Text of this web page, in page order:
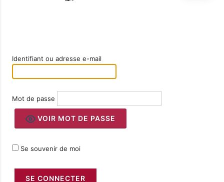
Identifiant ou adresse e-mail
Mot de passe
VOIR MOT DE PASSE
Se souvenir de moi